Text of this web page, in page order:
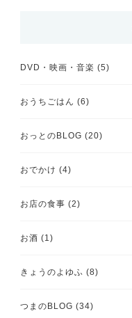
DVD・映画・音楽 (5)
おうちごはん (6)
おっとのBLOG (20)
おでかけ (4)
お店の食事 (2)
お酒 (1)
きょうのよゆふ (8)
つまのBLOG (34)